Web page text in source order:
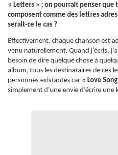
« Letters » ; on pourrait penser que
composent comme des lettres
serait-ce le cas ?
Effectivement, chaque chanson est
venu naturellement. Quand j’écris,
besoin de dire quelque chose à
album, tous les destinataires de ces
personnes existantes car « Love Song
simplement d’une envie d’écrire une